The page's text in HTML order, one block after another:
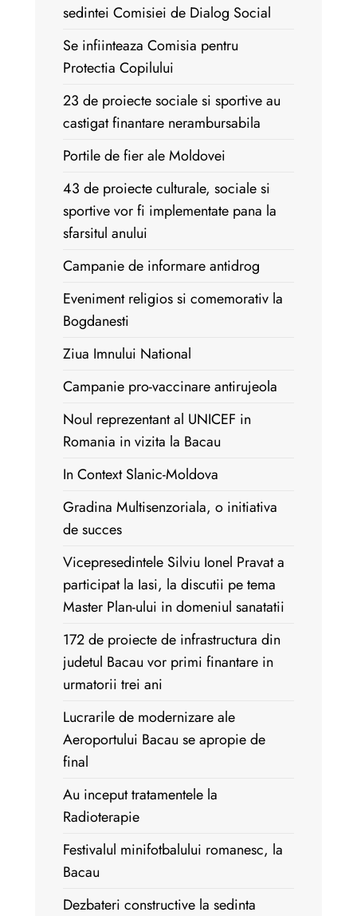
sedintei Comisiei de Dialog Social
Se infiinteaza Comisia pentru
Protectia Copilului
23 de proiecte sociale si sportive au
castigat finantare nerambursabila
Portile de fier ale Moldovei
43 de proiecte culturale, sociale si
sportive vor fi implementate pana la
sfarsitul anului
Campanie de informare antidrog
Eveniment religios si comemorativ la
Bogdanesti
Ziua Imnului National
Campanie pro-vaccinare antirujeola
Noul reprezentant al UNICEF in
Romania in vizita la Bacau
In Context Slanic-Moldova
Gradina Multisenzoriala, o initiativa
de succes
Vicepresedintele Silviu Ionel Pravat a
participat la Iasi, la discutii pe tema
Master Plan-ului in domeniul sanatatii
172 de proiecte de infrastructura din
judetul Bacau vor primi finantare in
urmatorii trei ani
Lucrarile de modernizare ale
Aeroportului Bacau se apropie de
final
Au inceput tratamentele la
Radioterapie
Festivalul minifotbalului romanesc, la
Bacau
Dezbateri constructive la sedinta